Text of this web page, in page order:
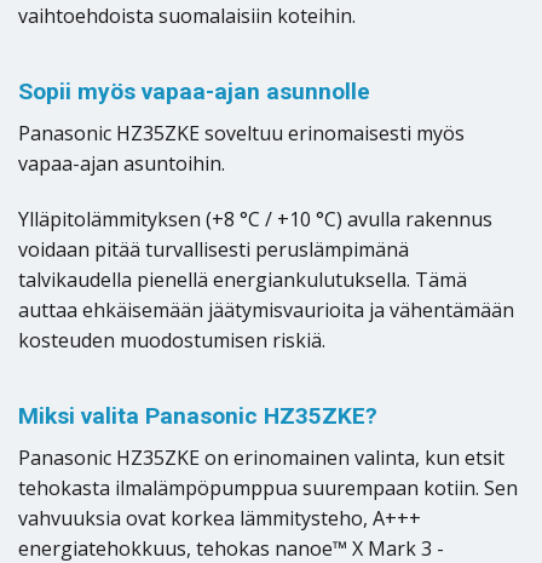
vaihtoehdoista suomalaisiin koteihin.
Sopii myös vapaa-ajan asunnolle
Panasonic HZ35ZKE soveltuu erinomaisesti myös
vapaa-ajan asuntoihin.
Ylläpitolämmityksen (+8 °C / +10 °C) avulla rakennus
voidaan pitää turvallisesti peruslämpimänä
talvikaudella pienellä energiankulutuksella. Tämä
auttaa ehkäisemään jäätymisvaurioita ja vähentämään
kosteuden muodostumisen riskiä.
Miksi valita Panasonic HZ35ZKE?
Panasonic HZ35ZKE on erinomainen valinta, kun etsit
tehokasta ilmalämpöpumppua suurempaan kotiin. Sen
vahvuuksia ovat korkea lämmitysteho, A+++
energiatehokkuus, tehokas nanoe™ X Mark 3 -